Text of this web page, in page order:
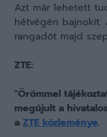
Azt már lehetett
hétvégén
rangadót majd
ZTE:
"Örömmel
megújult a
a ZTE közleménye.